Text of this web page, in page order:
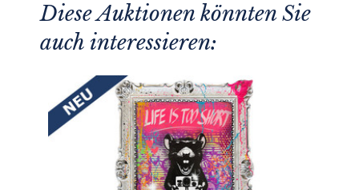
Diese Auktionen könnten Sie
auch interessieren: